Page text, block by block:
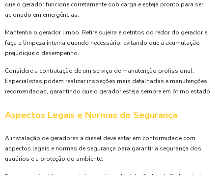
que o gerador funcione corretamente sob carga e esteja pronto para ser
acionado em emergências.
Mantenha o gerador limpo. Retire sujeira e detritos do redor do gerador e
faça a limpeza interna quando necessário, evitando que a acumulação
prejudique o desempenho.
Considere a contratação de um serviço de manutenção profissional.
Especialistas podem realizar inspeções mais detalhadas e manutenções
recomendadas, garantindo que o gerador esteja sempre em ótimo estado.
Aspectos Legais e Normas de Segurança
A instalação de geradores a diesel deve estar em conformidade com
aspectos legais e normas de segurança para garantir a segurança dos
usuários e a proteção do ambiente.